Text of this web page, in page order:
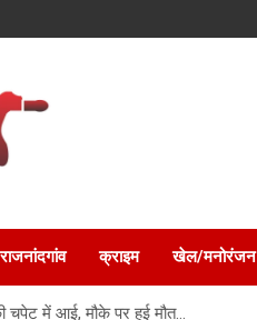
राजनांदगांव क्राइम खेल/मनोरंजन
चपेट में आई, मौके पर हुई मौत…